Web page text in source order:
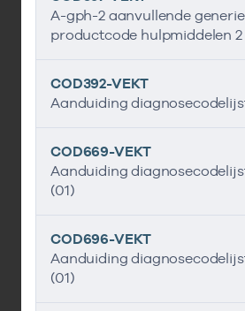
A-gph-2 aanvullende
productcode hulpmiddelen 2
COD392-VEKT
Aanduiding
COD669-VEKT
Aanduiding
(01)
COD696-VEKT
Aanduiding
(01)